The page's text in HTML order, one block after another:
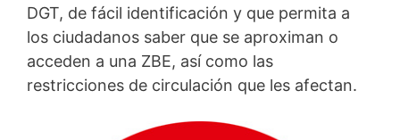
DGT, de fácil identificación y que permita a
los ciudadanos saber que se aproximan o
acceden a una ZBE, así como las
restricciones de circulación que les afectan.